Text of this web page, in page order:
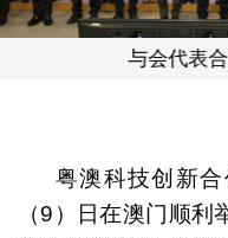
粤澳科技创新
（9）日在澳门顺